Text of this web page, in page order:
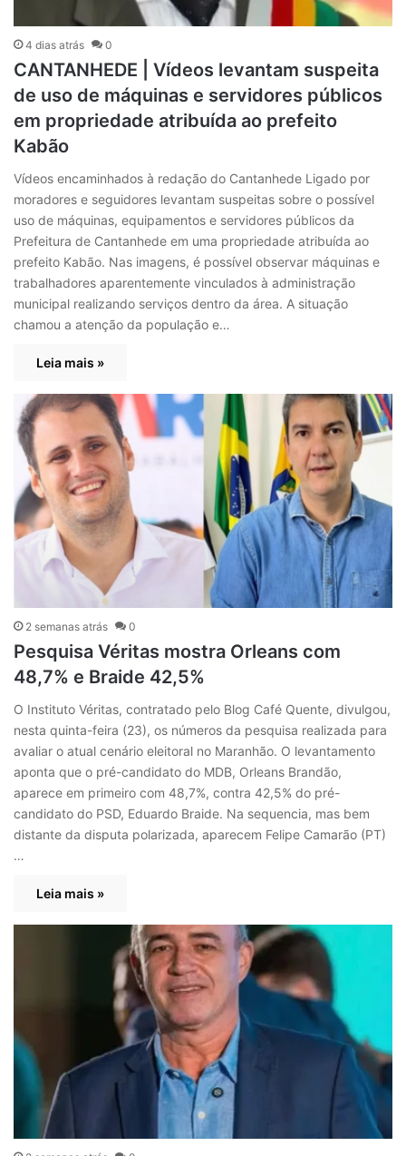
4 dias atrás 0
CANTANHEDE | Vídeos levantam suspeita
de uso de máquinas e servidores públicos
em propriedade atribuída ao prefeito
Kabão
Vídeos encaminhados à redação do Cantanhede Ligado por
moradores e seguidores levantam suspeitas sobre o possível
uso de máquinas, equipamentos e servidores públicos da
Prefeitura de Cantanhede em uma propriedade atribuída ao
prefeito Kabão. Nas imagens, é possível observar máquinas e
trabalhadores aparentemente vinculados à administração
municipal realizando serviços dentro da área. A situação
chamou a atenção da população e…
Leia mais »
2 semanas atrás 0
Pesquisa Véritas mostra Orleans com
48,7% e Braide 42,5%
O Instituto Véritas, contratado pelo Blog Café Quente, divulgou,
nesta quinta-feira (23), os números da pesquisa realizada para
avaliar o atual cenário eleitoral no Maranhão. O levantamento
aponta que o pré-candidato do MDB, Orleans Brandão,
aparece em primeiro com 48,7%, contra 42,5% do pré-
candidato do PSD, Eduardo Braide. Na sequencia, mas bem
distante da disputa polarizada, aparecem Felipe Camarão (PT)
…
Leia mais »